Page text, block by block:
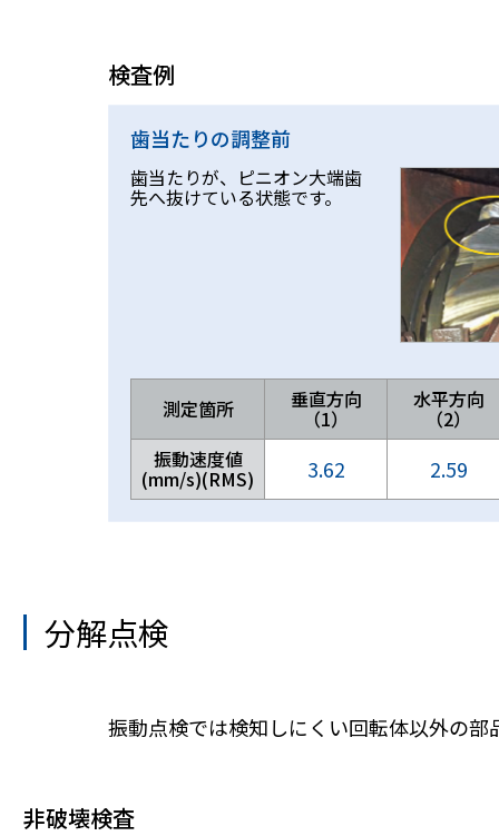
検査例
歯当たりの調整前
歯当たりが、ピニオン大端歯
先へ抜けている状態です。
測定箇所 垂直方向
（1）
水平方向
（2）
振動速度値
(mm/s)(RMS) 3.62 2.59
分解点検
振動点検では検知しにくい回転体以外の
非破壊検査